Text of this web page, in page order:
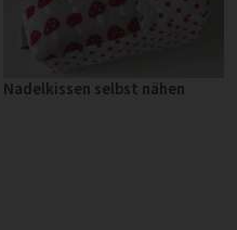
Nadelkissen selbst nähen